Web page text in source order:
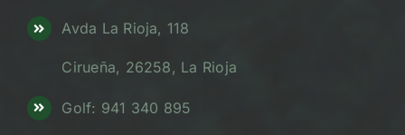
Avda La Rioja, 118
Cirueña, 26258, La Rioja
Golf: 941 340 895